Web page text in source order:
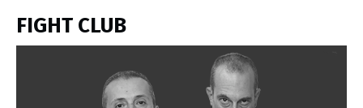
FIGHT CLUB